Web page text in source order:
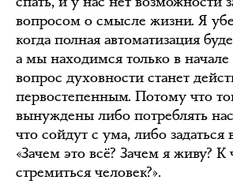
вопросом о смысле жизни. Я
когда полная автоматизация
а мы находимся только в начале
вопрос духовности станет
первостепенным. Потому что
вынуждены либо потреблять
что сойдут с ума, либо задаться
«Зачем это всё? Зачем я живу?
стремиться человек?».